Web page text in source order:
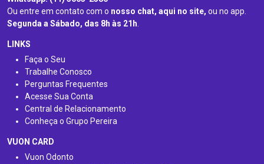
Ou entre em contato com o nosso chat, aqui no site, ou no app.
Segunda a Sábado, das 8h às 21h.
LINKS
Faça o Seu
Trabalhe Conosco
Perguntas Frequentes
Acesse Sua Conta
Central de Relacionamento
Conheça o Grupo Pereira
VUON CARD
Vuon Odonto